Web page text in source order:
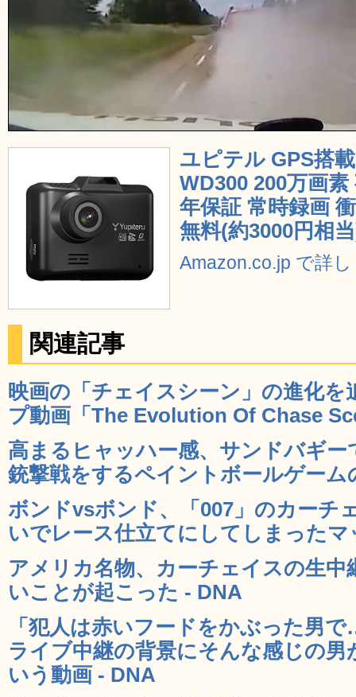
ユピテル GPS搭
WD300 200万画
年保証 常時録画
無料(約3000円相
Amazon.co.jp で詳
関連記事
映画の「チェイスシーン」の進化
プ動画「The Evolution Of Chase
高まるヒャッハー感、サンドバギ
銃撃戦をするペイントボールゲーム
ボンドvsボンド、「007」のカーチ
いでレース仕立てにしてしまった
アメリカ名物、カーチェイスの生
いことが起こった - DNA
「犯人は赤いフードをかぶった男
ライブ中継の背景にそんな感じの
いう動画 - DNA